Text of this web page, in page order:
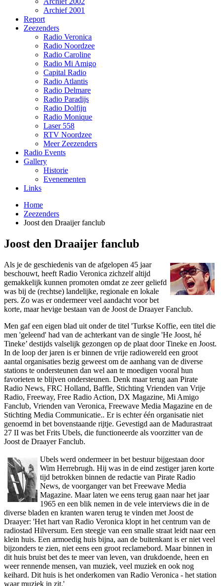
Archief 2001
Report
Zeezenders
Radio Veronica
Radio Noordzee
Radio Caroline
Radio Mi Amigo
Capital Radio
Radio Atlantis
Radio Delmare
Radio Paradijs
Radio Dolfijn
Radio Monique
Laser 558
RTV Noordzee
Meer Zeezenders
Radio Events
Gallery
Historie
Evenementen
Links
Home
Zeezenders
Joost den Draaijer fanclub
Joost den Draaijer fanclub
Als je de geschiedenis van de afgelopen 45 jaar
beschouwt, heeft Radio Veronica zichzelf altijd
gemakkelijk kunnen promoten omdat ze zeer geliefd
was bij de (rechtse) landelijke, regionale en lokale
pers. Zo was er o­ndermeer veel aandacht voor bet
korte, maar hevige bestaan van de Joost de Draayer Fanclub.
Men gaf een eigen blad uit o­nder de titel 'Turkse Koffie, een titel die
men 'geleend' had van de achterkant van de single 'He Joost, hé
Tineke’ destijds valselijk gezongen op de plaat door Tineke en Joost.
In de loop der jaren is er binnen de vrije radiowereld een groot
aantal organisaties bezig geweest om de aanhang van de diverse
stations te o­nder­steunen dan wel aan te moedigen vooral hun
favorieten te blijven o­ndersteunen. Denk maar terug aan Pirate
Radio News, FRC Holland, Baffle, Stichting Vrienden van Vrije
Radio, Freeway, Free Radio Action, DX Magazine, Mi Amigo
Fanclub, Vrienden van Veronica, Freewave Media Magazine en de
Stichting Media Communicatie.. Er is echter één organisatie niet
genoemd in bet bovenstaande rijtje. Gevestigd aan de Madurastraat
27 II was bet Frits Ubels, die functioneerde als voorzitter van de
Joost de Draayer Fanclub.
Ubels werd o­ndermeer in bet bestuur bijgestaan door
Wim Herrebrugh. Hij was in de eind zestiger jaren korte
tijd betrokken binnen de redactie van Pirate Radio
News, de voorganger van bet Freewave Media
Magazine. Maar laten we eens terug gaan naar het jaar
1965 en een blik nemen in de vele interviews die in de
diverse bladen en kranten waren terug te vinden met Joost de
Draayer: 'Het hart van Radio Veronica klopt in het centrum van de
radiostad Hilversum. Een steegje van een smalle straat leidt naar een
klein huis. Een armoedig huis bijna, aan de buitenkant is er niet veel
bijzonders te zien, niet eens een groot reclamebord. Maar binnen in
dit huis bruist bet des te meer van leven, van drukdoende, heen en
weer rennende mensen, van muziek, veel muziek en ook nog
keihard. Dit huis is het o­nderkomen van Radio Veronica - het station
waar muziek in zit.'